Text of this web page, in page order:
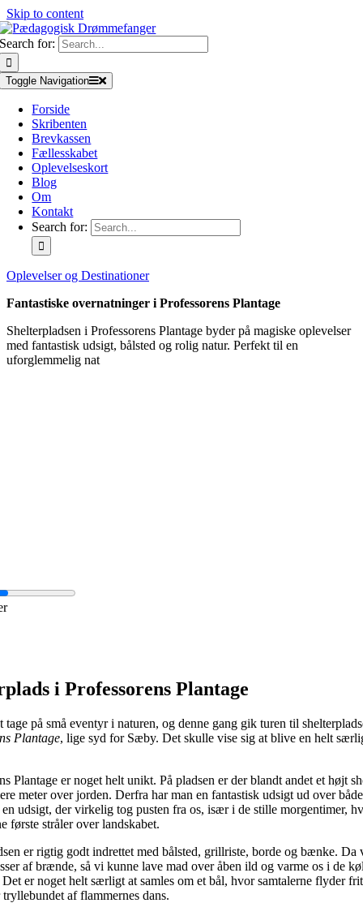
Skip to content
Search for:
Toggle Navigation
Forside
Skribenten
Brevkassen
Fællesskabet
Oplevelseskort
Blog
Om
Kontakt
Search for:
Oplevelser og Destinationer
Fantastiske overnatninger i Professorens Plantage
Shelterpladsen i Professorens Plantage byder på magiske oplevelser
med fantastisk udsigt, bålsted og rolig natur. Perfekt til en
uforglemmelig nat
i Professorens Plantage
tage på små eventyr i naturen, og denne gang gik turen til
Plantage, lige syd for Sæby. Det skulle vise sig at blive en helt
Plantage er noget helt unikt. På pladsen er der blandt andet et højt
meter over jorden. Derfra har man en fantastisk udsigt ud over
udsigt, der virkelig tog pusten fra os, især i de stille morgentimer,
første stråler over landskabet.
er rigtig godt indrettet med bålsted, grillriste, borde og bænke. Da
af brænde, så vi kunne lave mad over åben ild og varme os i de
Det er noget helt særligt at samles om et bål, hvor samtalerne flyder
tryllebundet af flammernes dans.